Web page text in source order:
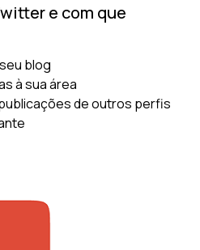
e com que
blog
à sua área
de outros perfis